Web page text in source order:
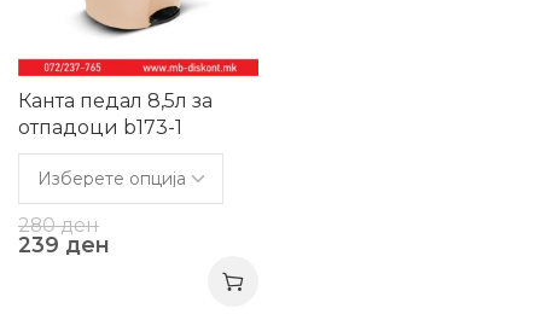
Канта педал 8,5л за
отпадоци b173-1
280ден
239 ден